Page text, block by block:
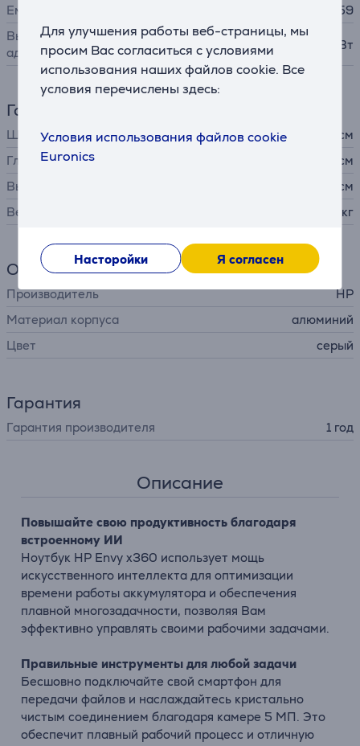
Для улучшения работы веб-страницы, мы
просим Вас согласиться с условиями
использования наших файлов cookie. Все
условия перечислены здесь:
Условия использования файлов cookie
Euronics
Насторойки Я согласен
Емкость
59
Выходная мощность
адаптера питания
65 Вт
Габариты
Ширина
31,3 см
Глубина
21,9 см
Высота
1,69 см
Вес
1,39 кг
Общий параметр
Производитель
HP
Материал корпуса
алюминий
Цвет
серый
Гарантия
Гарантия производителя 1 год
Описание
Повышайте свою продуктивность благодаря
встроенному ИИ
Ноутбук HP Envy x360 использует мощь
искусственного интеллекта для оптимизации
времени работы аккумулятора и обеспечения
плавной многозадачности, позволяя Вам
эффективно управлять своими рабочими задачами.
Правильные инструменты для любой задачи
Бесшовно подключайте свой смартфон для
передачи файлов и наслаждайтесь кристально
чистым соединением благодаря камере 5 МП. Это
обеспечит плавный рабочий процесс и отличную